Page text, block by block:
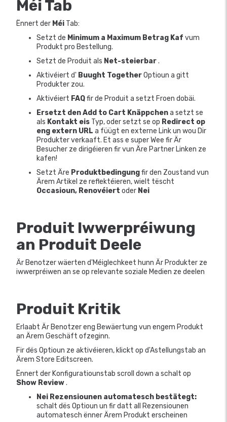
Méi Tab
Ënnert der Méi Tab:
Setzt de Minimum a Maximum Betrag Kaf vum
Produkt pro Bestellung.
Setzt de Produit als Net-steierbar.
Aktivéiert d' Buught TogetherOptioun a gitt
Produkter zou.
Aktivéiert FAQfir de Produit a setzt Froen dobäi.
Ersetzt den Add to Cart Knäppchena setzt se
als Kontakt eis Typ, oder setzt se op Redirect op
eng extern URL a füügt en externe Link un wou Dir
Produkter verkaaft. Et ass e super Wee fir Är
Besucher ze dirigéieren fir vun Äre Partner Linken ze
kafen!
Setzt Äre Produktbedingungfir den Zoustand vun
Ärem Artikel ze reflektéieren, wielt tëscht
Occasioun, Renovéiert oder Nei
Produit Iwwerpréiwung
an Produit Deele
Är Benotzer wäerten d'Méiglechkeet hunn Är Produkter ze
iwwerpréiwen an se op relevante soziale Medien ze deelen
Produit Kritik
Erlaabt Är Benotzer eng Bewäertung vun engem Produkt
an Ärem Geschäft ofzeginn.
Fir dës Optioun ze aktivéieren, klickt op d'Astellungstab an
Ärem Store Editscreen.
Ënnert der Konfiguratiounstab scroll down a schalt op
Show Review.
Nei Rezensiounen automatesch bestätegt:
schalt dës Optioun un fir datt all Rezensiounen
automatesch ënner Ärem Produkt erscheinen